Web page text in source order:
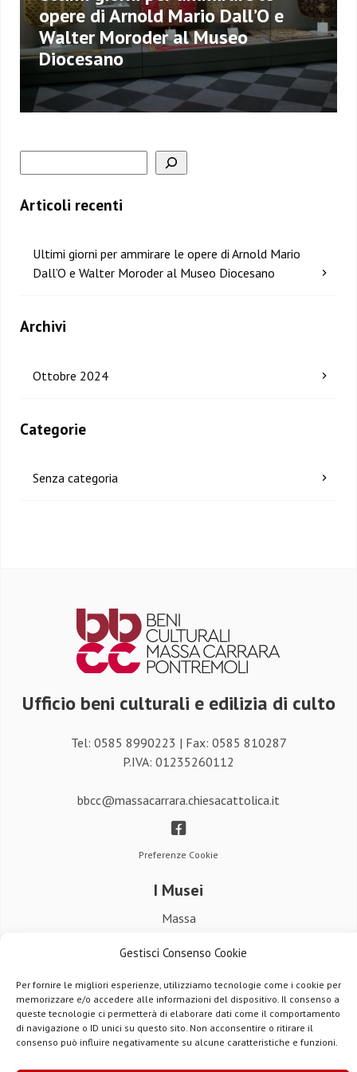
Gestisci Consenso Cookie
Per fornire le migliori esperienze, utilizziamo tecnologie come i cookie per
memorizzare e/o accedere alle informazioni del dispositivo. Il consenso a
queste tecnologie ci permetterà di elaborare dati come il comportamento
di navigazione o ID unici su questo sito. Non acconsentire o ritirare il
consenso può influire negativamente su alcune caratteristiche e funzioni.
opere di Arnold Mario Dall’O e
Walter Moroder al Museo
Diocesano
Articoli recenti
Ultimi giorni per ammirare le opere di Arnold Mario
Dall’O e Walter Moroder al Museo Diocesano
Archivi
Ottobre 2024
Categorie
Senza categoria
Ufficio beni culturali e edilizia di culto
Tel: 0585 8990223 | Fax: 0585 810287
P.IVA: 01235260112
bbcc@massacarrara.chiesacattolica.it
Preferenze Cookie
I Musei
Massa
Aulla
Massa
Pontremoli